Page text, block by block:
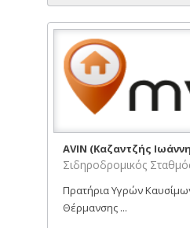
AVIN (Καζαντζής
Σιδηροδρομικός
Πρατήρια Υγρών
Θέρμανσης ...